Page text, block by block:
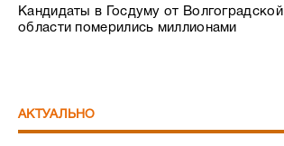
Кандидаты в Госдуму от Волгоградской
области померились миллионами
АКТУАЛЬНО